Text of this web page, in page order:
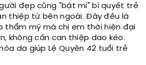
đẹp cũng "bật mí" bí quyết trẻ
thiệp từ bên ngoài. Đây đều là
thẩm mỹ mà chị em thời hiện đại
không cần can thiệp dao kéo.
da giúp Lệ Quyên 42 tuổi trẻ